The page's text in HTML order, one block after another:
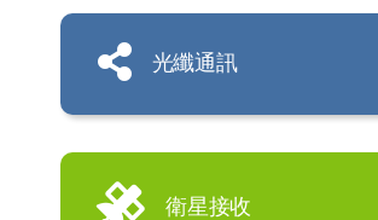
光纖通訊
衛星接收